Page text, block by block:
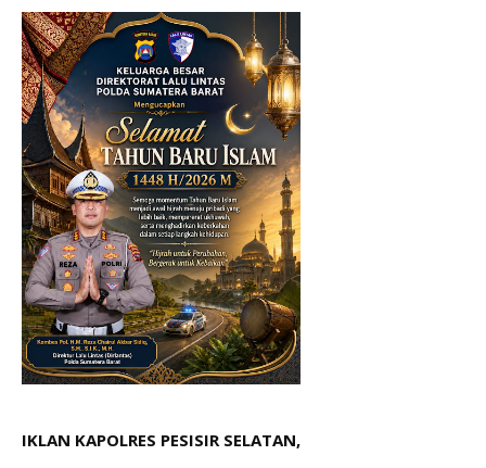
IKLAN KAPOLRES PESISIR SELATAN,